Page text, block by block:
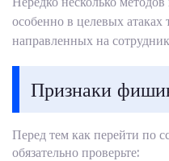
особенно в целевых
направленных на
Признаки
Перед тем как перейти по
обязательно проверьте: